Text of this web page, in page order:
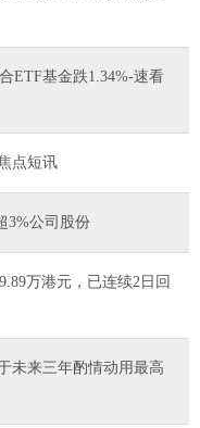
ETF基金跌1.34%-速看
点短讯
3%公司股份
万港元，已连续2日回
未来三年酌情动用最高